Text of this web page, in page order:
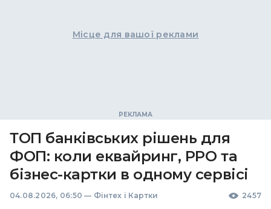
Місце для вашої реклами
ТОП банківських рішень для
ФОП: коли еквайринг, РРО та
бізнес-картки в одному сервісі
04.08.2026, 06:50 — Фінтех і Картки 2457